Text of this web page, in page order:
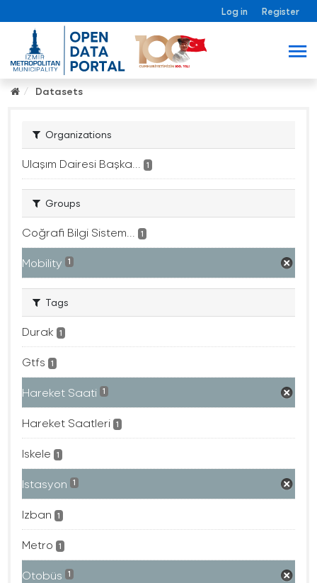
Log in Register
Datasets
Organizations
Ulaşım Dairesi Başka... 1
Groups
Coğrafi Bilgi Sistem... 1
Mobility 1
Tags
Durak 1
Gtfs 1
Hareket Saati 1
Hareket Saatleri 1
Iskele 1
Istasyon 1
Izban 1
Metro 1
Otobüs 1